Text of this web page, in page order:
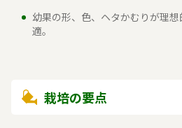
幼果の形、色、ヘタかむりが理
適。
栽培の要点